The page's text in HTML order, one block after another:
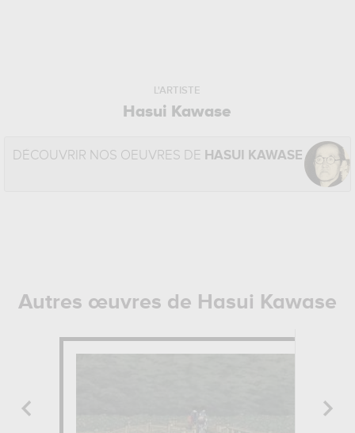
L'ARTISTE
Hasui Kawase
DÉCOUVRIR NOS OEUVRES DE HASUI KAWASE
Autres œuvres de Hasui Kawase